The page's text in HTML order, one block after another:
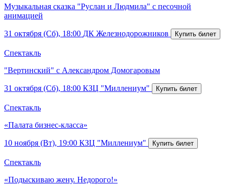
Музыкальная сказка "Руслан и Людмила" с песочной
анимацией
31 октября (Сб), 18:00 ДК Железнодорожников
Спектакль
"Вертинский" с Александром Домогаровым
31 октября (Сб), 18:00 КЗЦ "Миллениум"
Спектакль
«Палата бизнес-класса»
10 ноября (Вт), 19:00 КЗЦ "Миллениум"
Спектакль
«Подыскиваю жену. Недорого!»